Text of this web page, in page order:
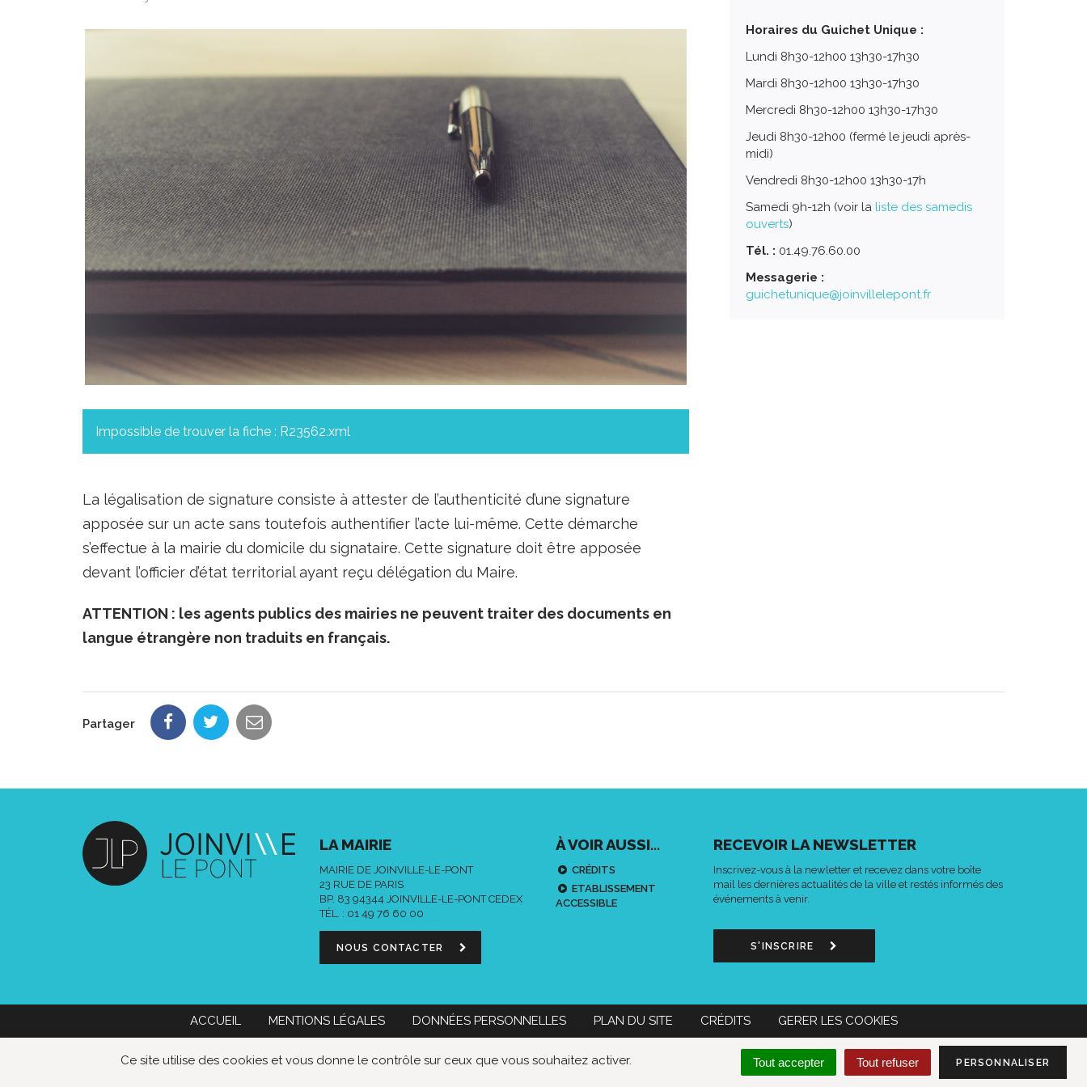
Ce site utilise des cookies et vous donne le contrôle sur ceux que vous souhaitez activer. Tout accepter Tout refuser PERSONNALISER
Impossible de trouver la fiche : R23562.xml
La légalisation de signature consiste à attester de l’authenticité d’une signature
apposée sur un acte sans toutefois authentifier l’acte lui-même. Cette démarche
s’effectue à la mairie du domicile du signataire. Cette signature doit être apposée
devant l’officier d’état territorial ayant reçu délégation du Maire.
ATTENTION : les agents publics des mairies ne peuvent traiter des documents en
langue étrangère non traduits en français.
Horaires du Guichet Unique :
Lundi 8h30-12h00 13h30-17h30
Mardi 8h30-12h00 13h30-17h30
Mercredi 8h30-12h00 13h30-17h30
Jeudi 8h30-12h00 (fermé le jeudi après-
midi)
Vendredi 8h30-12h00 13h30-17h
Samedi 9h-12h (voir la liste des samedis
ouverts)
Tél. : 01.49.76.60.00
Messagerie :
guichetunique@joinvillelepont.fr
Partager
LA MAIRIE
MAIRIE DE JOINVILLE-LE-PONT
23 RUE DE PARIS
BP. 83 94344 JOINVILLE-LE-PONT CEDEX
TÉL. : 01 49 76 60 00
NOUS CONTACTER
À VOIR AUSSI...
CRÉDITS
ETABLISSEMENT
ACCESSIBLE
RECEVOIR LA NEWSLETTER
Inscrivez-vous à la newletter et recevez dans votre boîte
mail les dernières actualités de la ville et restés informés des
événements à venir.
S'INSCRIRE
ACCUEIL MENTIONS LÉGALES DONNÉES PERSONNELLES PLAN DU SITE CRÉDITS GERER LES COOKIES
Mairie de Joinville-le-Pont 01 49 76 60 00 Nous contacter MON COMPTE CITOYEN
Lien
vers
Acce-
o